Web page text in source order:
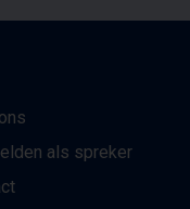
als spreker